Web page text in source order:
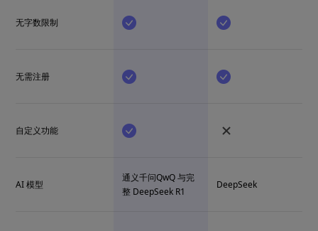
无字数限制
无需注册
自定义功能
AI 模型
通义千问QwQ 与完
整 DeepSeek R1
DeepSeek